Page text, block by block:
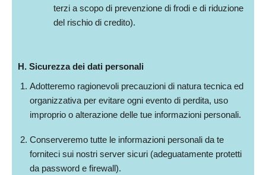
terzi a scopo di prevenzione di frodi e di riduzione
del rischio di credito).
H. Sicurezza dei dati personali
Adotteremo ragionevoli precauzioni di natura tecnica ed
organizzativa per evitare ogni evento di perdita, uso
improprio o alterazione delle tue informazioni personali.
Conserveremo tutte le informazioni personali da te
forniteci sui nostri server sicuri (adeguatamente protetti
da password e firewall).